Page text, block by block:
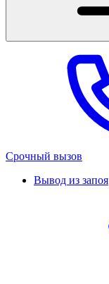
Срочный вызов
Вывод из запоя